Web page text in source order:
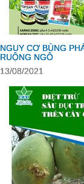
NGUY CƠ BÙNG
RUỘNG NGÔ
13/08/2021